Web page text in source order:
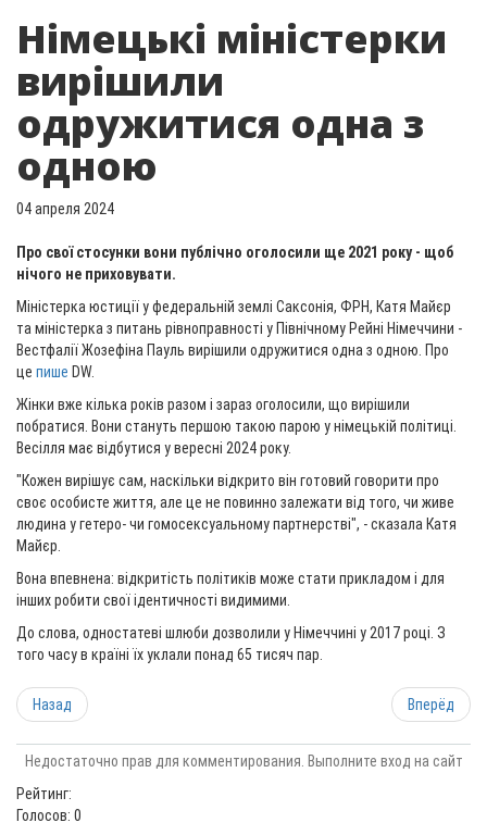
Німецькі міністерки
вирішили
одружитися одна з
одною
04 апреля 2024
Про свої стосунки вони публічно оголосили ще 2021 року - щоб
нічого не приховувати.
Міністерка юстиції у федеральній землі Саксонія, ФРН, Катя Майєр
та міністерка з питань рівноправності у Північному Рейні Німеччини -
Вестфалії Жозефіна Пауль вирішили одружитися одна з одною. Про
це пише DW.
Жінки вже кілька років разом і зараз оголосили, що вирішили
побратися. Вони стануть першою такою парою у німецькій політиці.
Весілля має відбутися у вересні 2024 року.
"Кожен вирішує сам, наскільки відкрито він готовий говорити про
своє особисте життя, але це не повинно залежати від того, чи живе
людина у гетеро- чи гомосексуальному партнерстві", - сказала Катя
Майєр.
Вона впевнена: відкритість політиків може стати прикладом і для
інших робити свої ідентичності видимими.
До слова, одностатеві шлюби дозволили у Німеччині у 2017 році. З
того часу в країні їх уклали понад 65 тисяч пар.
Назад Вперёд
Недостаточно прав для комментирования. Выполните вход на сайт
Рейтинг:
Голосов: 0